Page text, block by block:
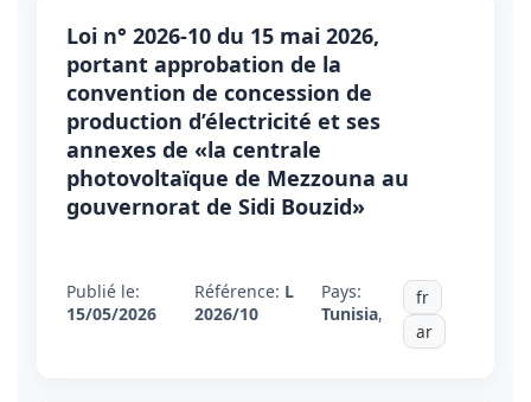
Loi n° 2026-10 du 15 mai 2026,
portant approbation de la
convention de concession de
production d’électricité et ses
annexes de «la centrale
photovoltaïque de Mezzouna au
gouvernorat de Sidi Bouzid»
Publié le:
15/05/2026
Référence: L
2026/10
Pays:
Tunisia,
fr
ar